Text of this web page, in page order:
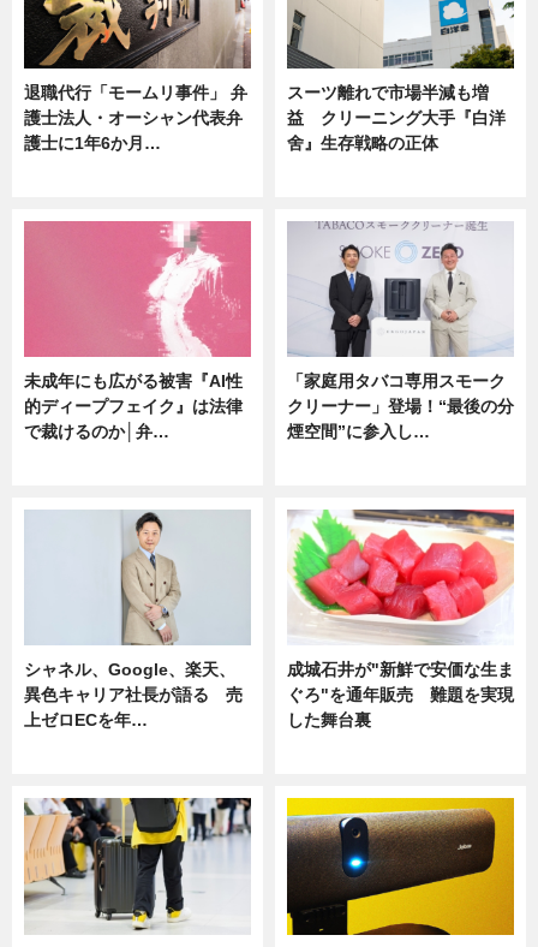
退職代行「モームリ事件」 弁
護士法人・オーシャン代表弁
護士に1年6か月…
スーツ離れで市場半減も増
益 クリーニング大手『白洋
舍』生存戦略の正体
未成年にも広がる被害『AI性
的ディープフェイク』は法律
で裁けるのか│弁…
「家庭用タバコ専用スモーク
クリーナー」登場！“最後の分
煙空間”に参入し…
シャネル、Google、楽天、
異色キャリア社長が語る 売
上ゼロECを年…
成城石井が"新鮮で安価な生ま
ぐろ"を通年販売 難題を実現
した舞台裏